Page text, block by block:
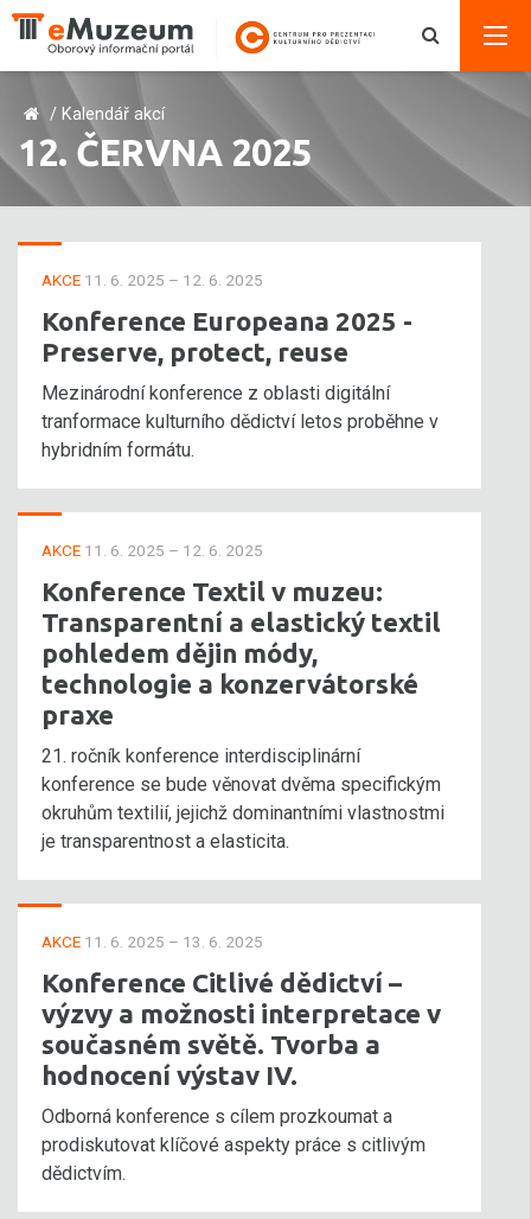
/ Kalendář akcí
12. ČERVNA 2025
AKCE 11. 6. 2025 – 12. 6. 2025
Konference Europeana 2025 -
Preserve, protect, reuse
Mezinárodní konference z oblasti digitální
tranformace kulturního dědictví letos proběhne v
hybridním formátu.
AKCE 11. 6. 2025 – 12. 6. 2025
Konference Textil v muzeu:
Transparentní a elastický textil
pohledem dějin módy,
technologie a konzervátorské
praxe
21. ročník konference interdisciplinární
konference se bude věnovat dvěma specifickým
okruhům textilií, jejichž dominantními vlastnostmi
je transparentnost a elasticita.
AKCE 11. 6. 2025 – 13. 6. 2025
Konference Citlivé dědictví –
výzvy a možnosti interpretace v
současném světě. Tvorba a
hodnocení výstav IV.
Odborná konference s cílem prozkoumat a
prodiskutovat klíčové aspekty práce s citlivým
dědictvím.